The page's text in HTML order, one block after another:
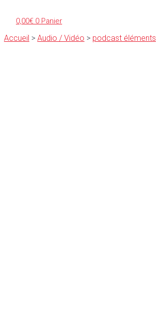
0,00€ 0 Panier
Accueil > Audio / Vidéo > podcast éléments